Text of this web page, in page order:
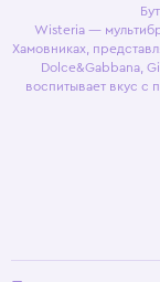
Wisteria —
Хамовниках,
Dolce&Gabbana,
воспитывает вкус с